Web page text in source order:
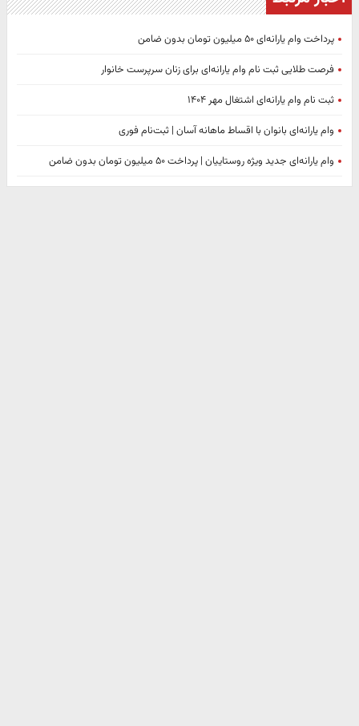
پرداخت وام یارانه‌ای ۵۰ میلیون تومان بدون ضامن
فرصت طلایی ثبت نام وام یارانه‌ای برای زنان سرپرست خانوار
ثبت نام وام یارانه‌ای اشتغال مهر ۱۴۰۴
وام یارانه‌ای بانوان با اقساط ماهانه آسان | ثبت‌نام فوری
وام یارانه‌ای جدید ویژه روستاییان | پرداخت ۵۰ میلیون تومان بدون ضامن